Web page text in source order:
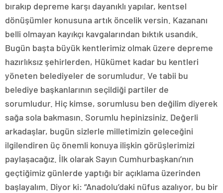
bırakıp depreme karşı dayanıklı yapılar, kentsel
dönüşümler konusuna artık öncelik versin. Kazananı
belli olmayan kayıkçı kavgalarından bıktık usandık.
Bugün başta büyük kentlerimiz olmak üzere depreme
hazırlıksız şehirlerden, Hükümet kadar bu kentleri
yöneten belediyeler de sorumludur. Ve tabii bu
belediye başkanlarının seçildiği partiler de
sorumludur. Hiç kimse, sorumlusu ben değilim diyerek
sağa sola bakmasın. Sorumlu hepinizsiniz. Değerli
arkadaşlar, bugün sizlerle milletimizin geleceğini
ilgilendiren üç önemli konuya ilişkin görüşlerimizi
paylaşacağız. İlk olarak Sayın Cumhurbaşkanı’nın
geçtiğimiz günlerde yaptığı bir açıklama üzerinden
başlayalım. Diyor ki: “Anadolu’daki nüfus azalıyor, bu bir